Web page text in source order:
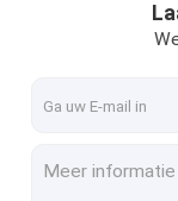
De Kabel
Combinatie